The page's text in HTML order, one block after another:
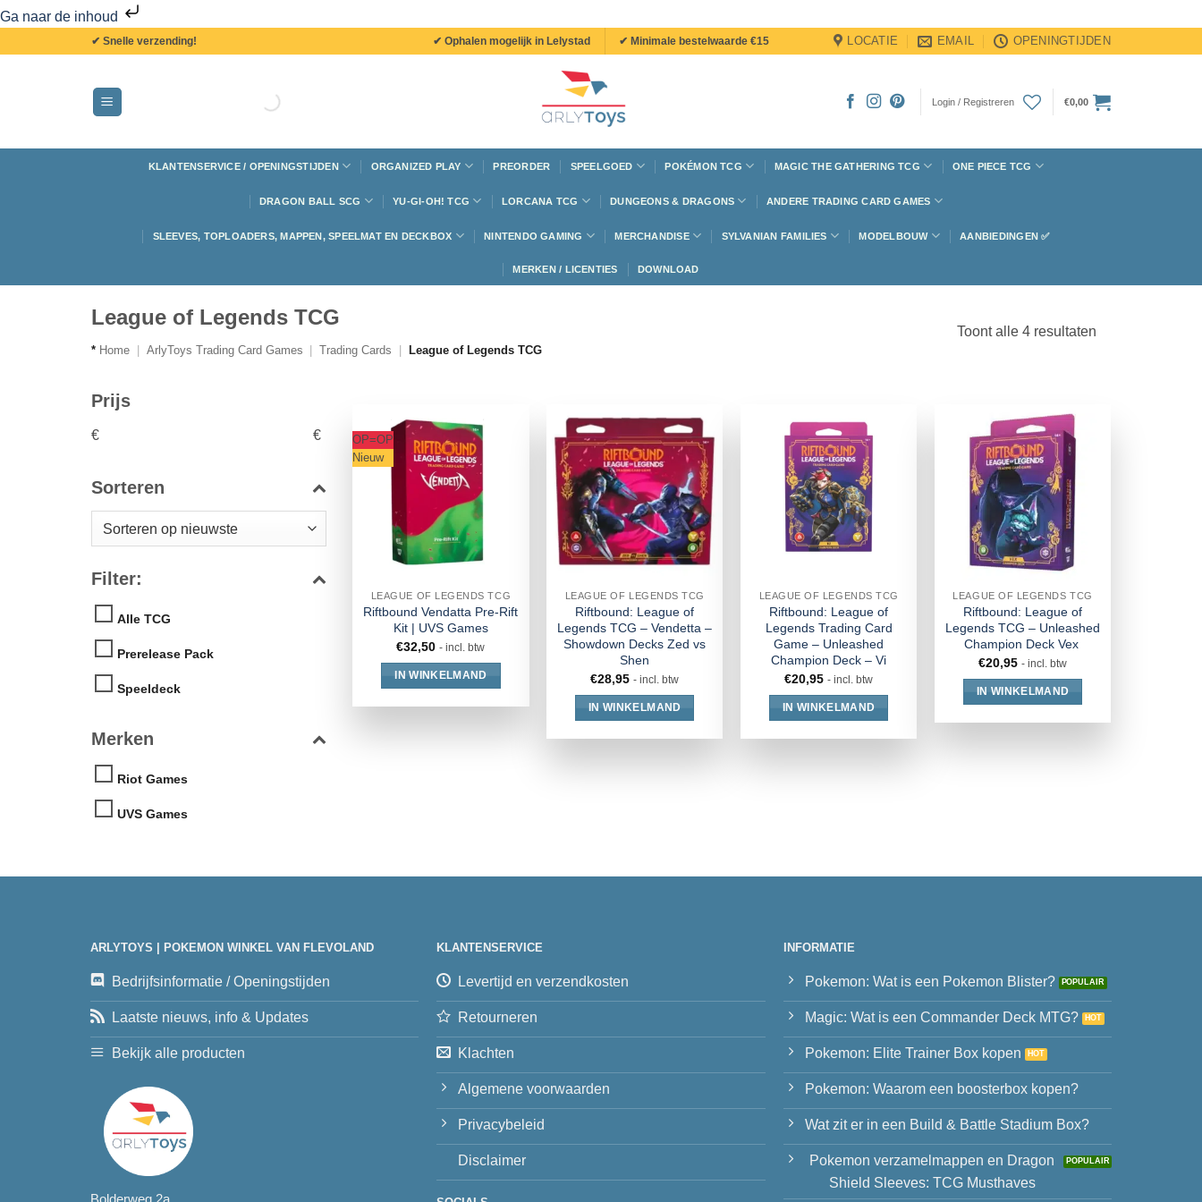
Ga naar de inhoud
✔ Snelle verzending! ✔ Ophalen mogelijk in Lelystad ✔ Minimale bestelwaarde €15 LOCATIE EMAIL OPENINGTIJDEN
Login / Registreren €0,00
KLANTENSERVICE / OPENINGSTIJDEN ORGANIZED PLAY PREORDER SPEELGOED POKÉMON TCG MAGIC THE GATHERING TCG ONE PIECE TCG
DRAGON BALL SCG YU-GI-OH! TCG LORCANA TCG DUNGEONS & DRAGONS ANDERE TRADING CARD GAMES
SLEEVES, TOPLOADERS, MAPPEN, SPEELMAT EN DECKBOX NINTENDO GAMING MERCHANDISE SYLVANIAN FAMILIES MODELBOUW AANBIEDINGEN ✅
MERKEN / LICENTIES DOWNLOAD
League of Legends TCG
* Home ArlyToys Trading Card Games Trading Cards League of Legends TCG
Toont alle 4 resultaten
Prijs
€ €
Sorteren
Filter:
Alle TCG
Prerelease Pack
Speeldeck
Merken
Riot Games
UVS Games
OP=OP
Nieuw
LEAGUE OF LEGENDS TCG
Riftbound Vendatta Pre-Rift
Kit | UVS Games
€32,50 - incl. btw
IN WINKELMAND
LEAGUE OF LEGENDS TCG
Riftbound: League of
Legends TCG – Vendetta –
Showdown Decks Zed vs
Shen
€28,95 - incl. btw
IN WINKELMAND
LEAGUE OF LEGENDS TCG
Riftbound: League of
Legends Trading Card
Game – Unleashed
Champion Deck – Vi
€20,95 - incl. btw
IN WINKELMAND
LEAGUE OF LEGENDS TCG
Riftbound: League of
Legends TCG – Unleashed
Champion Deck Vex
€20,95 - incl. btw
IN WINKELMAND
ARLYTOYS | POKEMON WINKEL VAN FLEVOLAND
Bedrijfsinformatie / Openingstijden
Laatste nieuws, info & Updates
Bekijk alle producten
KLANTENSERVICE
Levertijd en verzendkosten
Retourneren
Klachten
Algemene voorwaarden
Privacybeleid
Disclaimer
INFORMATIE
Pokemon: Wat is een Pokemon Blister?
Magic: Wat is een Commander Deck MTG?
Pokemon: Elite Trainer Box kopen
Pokemon: Waarom een boosterbox kopen?
Wat zit er in een Build & Battle Stadium Box?
Pokemon verzamelmappen en Dragon
Shield Sleeves: TCG Musthaves